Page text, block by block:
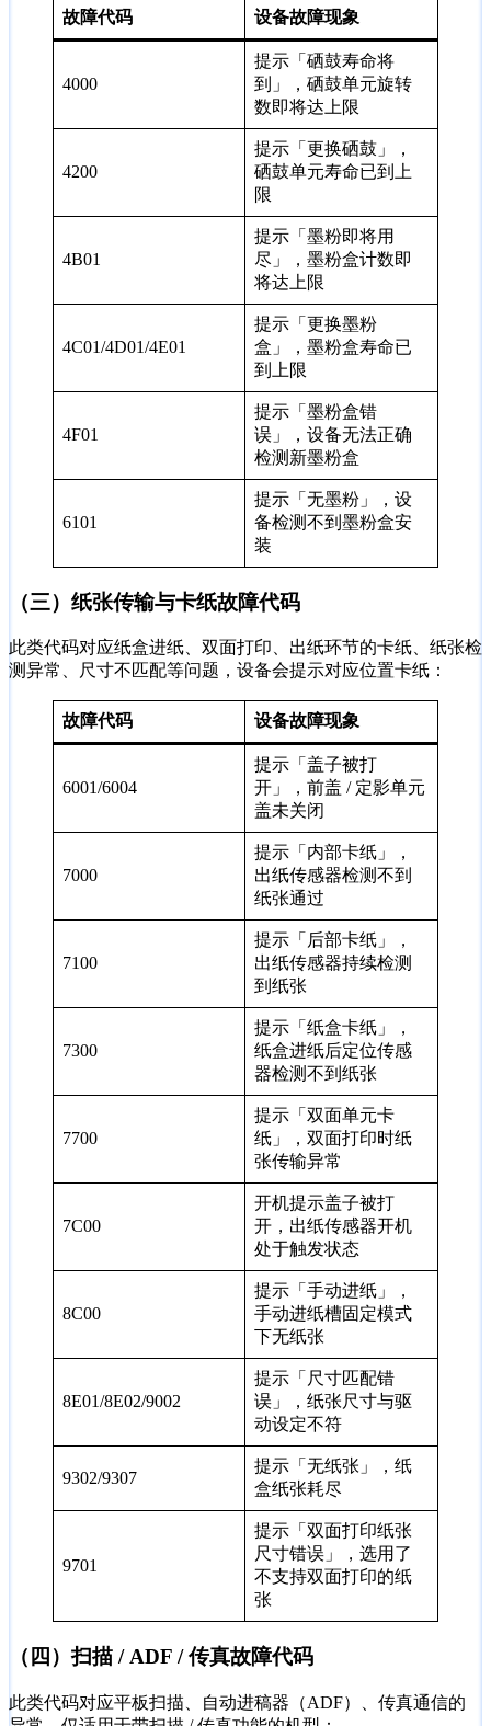
故障代码 设备故障现象
4000
提示「硒鼓寿命将
到」，硒鼓单元旋转
数即将达上限
4200
提示「更换硒鼓」，
硒鼓单元寿命已到上
限
4B01
提示「墨粉即将用
尽」，墨粉盒计数即
将达上限
4C01/4D01/4E01
提示「更换墨粉
盒」，墨粉盒寿命已
到上限
4F01
提示「墨粉盒错
误」，设备无法正确
检测新墨粉盒
6101
提示「无墨粉」，设
备检测不到墨粉盒安
装
（三）纸张传输与卡纸故障代码
此类代码对应纸盒进纸、双面打印、出纸环节的卡纸、纸张检
测异常、尺寸不匹配等问题，设备会提示对应位置卡纸：
故障代码 设备故障现象
6001/6004
提示「盖子被打
开」，前盖 / 定影单元
盖未关闭
7000
提示「内部卡纸」，
出纸传感器检测不到
纸张通过
7100
提示「后部卡纸」，
出纸传感器持续检测
到纸张
7300
提示「纸盒卡纸」，
纸盒进纸后定位传感
器检测不到纸张
7700
提示「双面单元卡
纸」，双面打印时纸
张传输异常
7C00
开机提示盖子被打
开，出纸传感器开机
处于触发状态
8C00
提示「手动进纸」，
手动进纸槽固定模式
下无纸张
8E01/8E02/9002
提示「尺寸匹配错
误」，纸张尺寸与驱
动设定不符
9302/9307
提示「无纸张」，纸
盒纸张耗尽
9701
提示「双面打印纸张
尺寸错误」，选用了
不支持双面打印的纸
张
（四）扫描 / ADF / 传真故障代码
此类代码对应平板扫描、自动进稿器（ADF）、传真通信的